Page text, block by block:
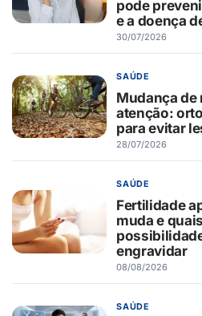
pode
e a doença
30/07/2026
SAÚDE
Mudança de
atenção:
para evitar
28/07/2026
SAÚDE
Fertilidade
muda e
engravidar
08/08/2026
SAÚDE